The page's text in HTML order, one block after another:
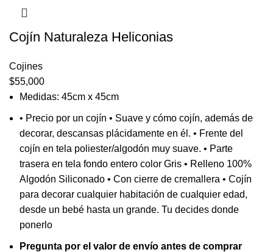
Cojín Naturaleza Heliconias
Cojines
$55,000
Medidas: 45cm x 45cm
• Precio por un cojín • Suave y cómo cojín, además de
decorar, descansas plácidamente en él. • Frente del
cojín en tela poliester/algodón muy suave. • Parte
trasera en tela fondo entero color Gris • Relleno 100%
Algodón Siliconado • Con cierre de cremallera • Cojín
para decorar cualquier habitación de cualquier edad,
desde un bebé hasta un grande. Tu decides donde
ponerlo
Pregunta por el valor de envío antes de comprar